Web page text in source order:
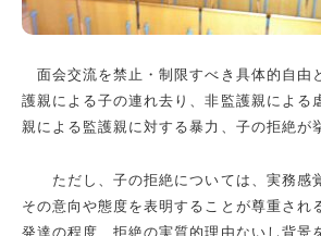
面会交流を禁止・制限すべき具体的自由
護親による子の連れ去り、非監護親による
親による監護親に対する暴力、子の拒絶が
ただし、子の拒絶については、実務感
その意向や態度を表明することが尊重され
発達の程度、拒絶の実質的理由ないし背景